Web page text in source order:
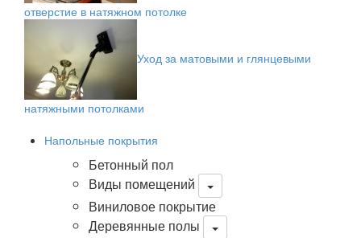
отверстие в натяжном потолке
Уход за матовыми и глянцевыми
натяжными потолками
Напольные покрытия
Бетонный пол
Виды помещений
Виниловое покрытие
Деревянные полы